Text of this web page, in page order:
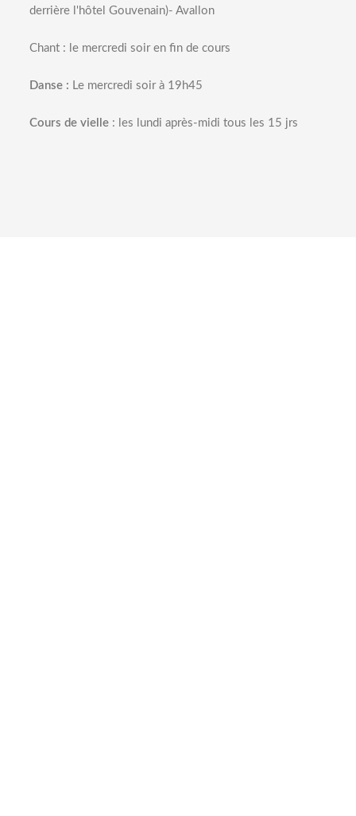
derrière l'hôtel Gouvenain)- Avallon
Chant : le mercredi soir en fin de cours
Danse : Le mercredi soir à 19h45
Cours de vielle : les lundi après-midi tous les 15 jrs